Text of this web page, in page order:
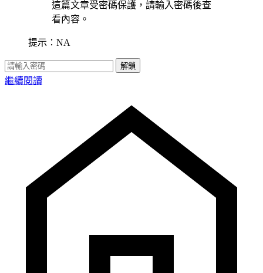
這篇文章受密碼保護，請輸入密碼後查
看內容。
提示：NA
解鎖
繼續閱讀